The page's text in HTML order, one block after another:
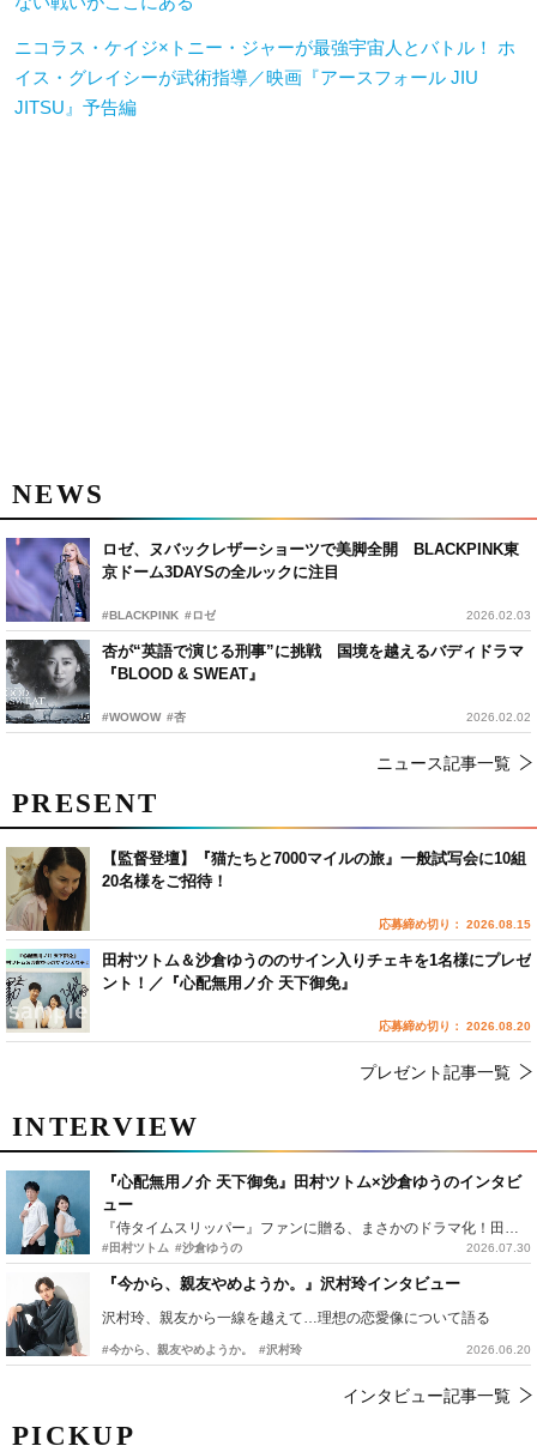
ニコラス・ケイジ×トニー・ジャーが最強宇宙人とバトル！ ホ
イス・グレイシーが武術指導／映画『アースフォール JIU
JITSU』予告編
NEWS
ロゼ、ヌバックレザーショーツで美脚全開 BLACKPINK東
京ドーム3DAYSの全ルックに注目
#BLACKPINK #ロゼ 2026.02.03
杏が“英語で演じる刑事”に挑戦 国境を越えるバディドラマ
『BLOOD & SWEAT』
#WOWOW #杏 2026.02.02
ニュース記事一覧
PICKUP
INTERVIEW
『心配無用ノ介 天下御免』田村ツトム×沙倉ゆうのインタビ
ュー
#田村ツトム #沙倉ゆうの 2026.07.30
『今から、親友やめようか。』沢村玲インタビュー
沢村玲、親友から一線を越えて…理想の恋愛像について語る
#今から、親友やめようか。 #沢村玲 2026.06.20
インタビュー記事一覧
PRESENT
【監督登壇】『猫たちと7000マイルの旅』一般試写会に10組
20名様をご招待！
応募締め切り： 2026.08.15
田村ツトム＆沙倉ゆうののサイン入りチェキを1名様にプレゼ
ント！／『心配無用ノ介 天下御免』
応募締め切り： 2026.08.20
プレゼント記事一覧